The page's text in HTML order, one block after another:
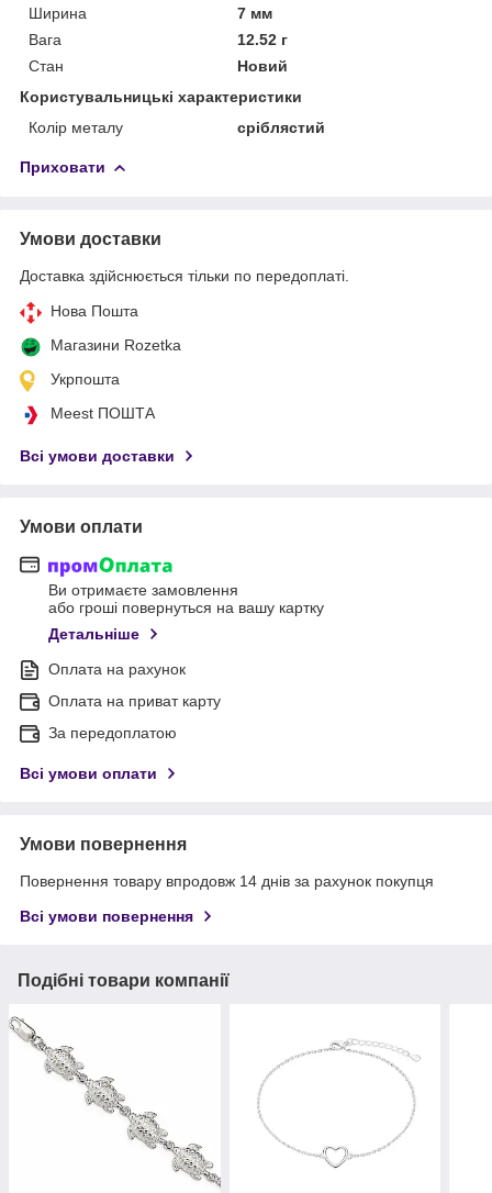
Ширина
7 мм
Вага
12.52 г
Стан
Новий
Користувальницькі характеристики
Колір металу
сріблястий
Приховати
Умови доставки
Доставка здійснюється тільки по передоплаті.
Нова Пошта
Магазини Rozetka
Укрпошта
Meest ПОШТА
Всі умови доставки
Умови оплати
Ви отримаєте замовлення
або гроші повернуться на вашу картку
Детальніше
Оплата на рахунок
Оплата на приват карту
За передоплатою
Всі умови оплати
Умови повернення
Повернення товару впродовж 14 днів за рахунок покупця
Всі умови повернення
Подібні товари компанії